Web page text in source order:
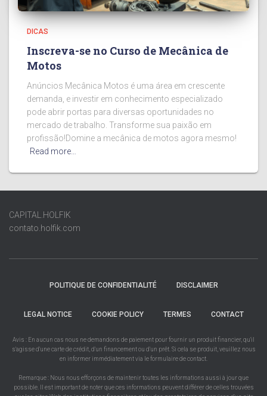
DICAS
Inscreva-se no Curso de Mecânica de
Motos
Anúncios Mecânica Motos é uma área em crescente
demanda, e investir em conhecimento especializado
pode abrir portas para diversas oportunidades no
mercado de trabalho. Transforme sua paixão em
profissão!Domine a mecânica de motos agora mesmo!
Read more…
CAPITAL.HOLFIK
contato.holfik.com
POLITIQUE DE CONFIDENTIALITÉ DISCLAIMER
LEGAL NOTICE COOKIE POLICY TERMES CONTACT
Avis : En aucun cas nous ne demandons de paiement pour fournir un produit financier, qu'il
s'agisse d'une carte de crédit, d'un financement ou d'un prêt. Si cela se produit, veuillez nous
en informer immédiatement via le formulaire de contact.
Remarque : Nous nous efforçons de maintenir toutes les informations aussi à jour que
possible. Il est important de noter que ces informations peuvent différer de celles trouvées